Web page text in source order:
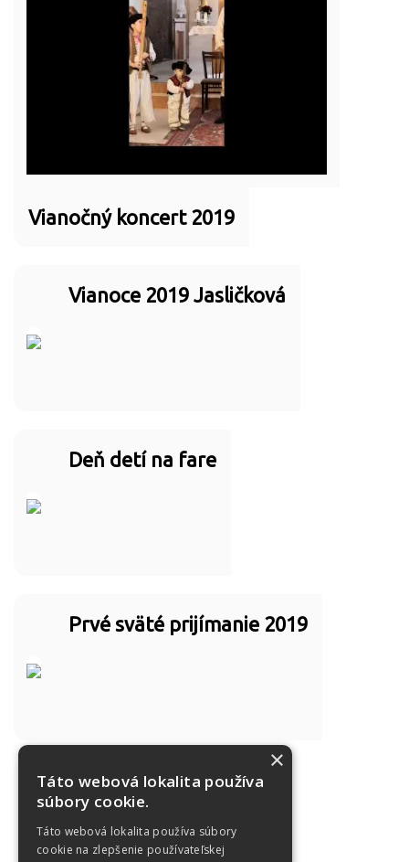
Vianočný koncert 2019
Vianoce 2019 Jasličková
Deň detí na fare
Prvé sväté prijímanie 2019
Naše ovečky
×
Táto webová lokalita používa
súbory cookie.
Táto webová lokalita používa súbory
cookie na zlepšenie používateľskej